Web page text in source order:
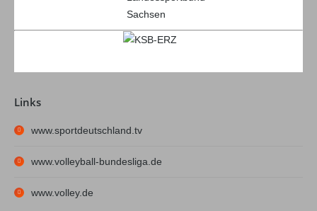
Links
www.sportdeutschland.tv
www.volleyball-bundesliga.de
www.volley.de